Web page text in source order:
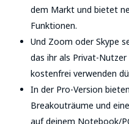
dem Markt und bietet
Funktionen.
Und Zoom oder Skype
das ihr als Privat-
kostenfrei verwenden
In der Pro-Version
Breakouträume und
auf deinem Notebook/